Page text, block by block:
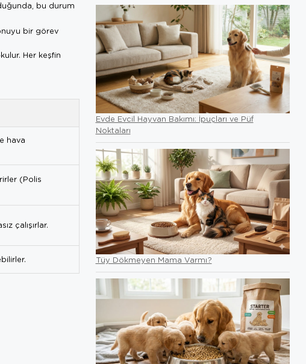
bu durum
bir görev
Her keşfin
hava
(Polis
çalışırlar.
Evde Evcil Hayvan Bakımı: İpuçları ve Püf
Noktaları
Tüy Dökmeyen Mama Varmı?